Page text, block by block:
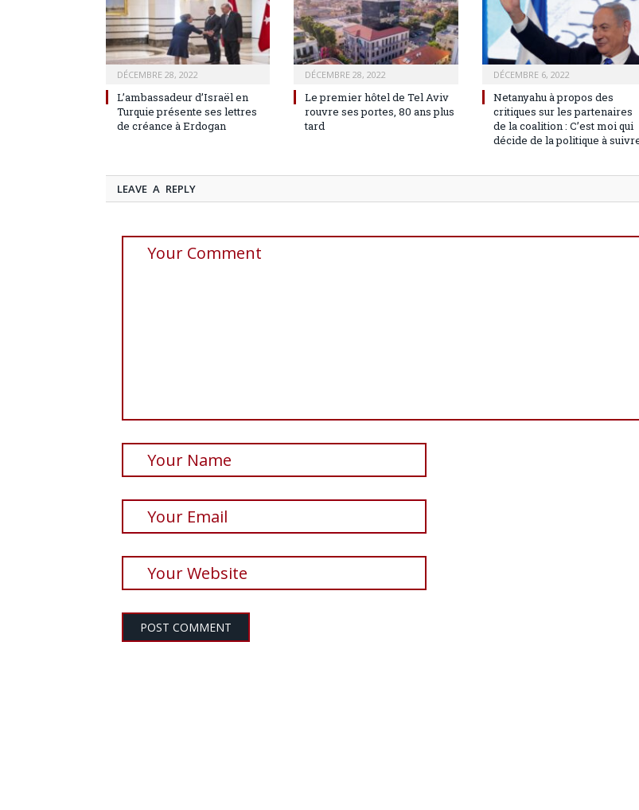
DÉCEMBRE 28, 2022
L’ambassadeur d’Israël en
Turquie présente ses lettres
de créance à Erdogan
DÉCEMBRE 28, 2022
Le premier hôtel de Tel Aviv
rouvre ses portes, 80 ans plus
tard
DÉCEMBRE 6, 2022
Netanyahu à propos des
critiques sur les partenaires
de la coalition : C’est moi qui
décide de la politique à
LEAVE A REPLY